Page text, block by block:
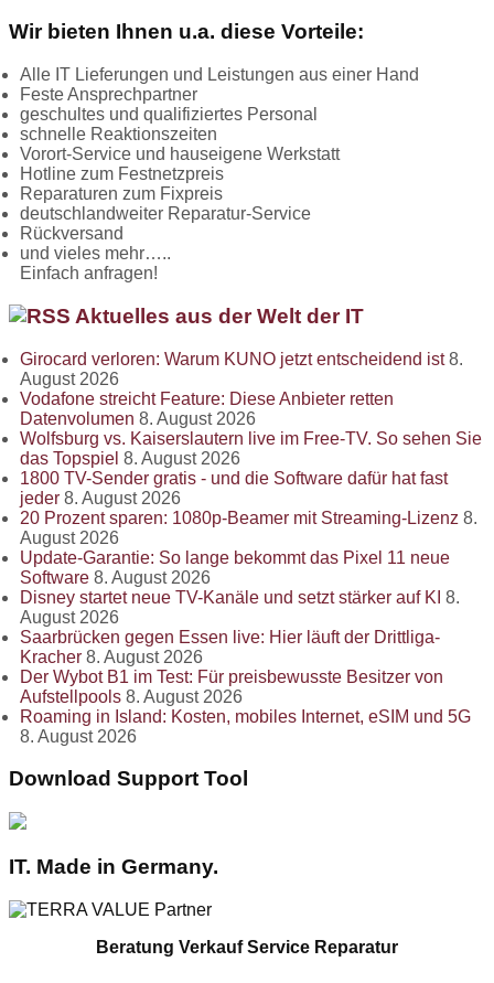
Wir bieten Ihnen u.a. diese Vorteile:
Alle IT Lieferungen und Leistungen aus einer Hand
Feste Ansprechpartner
geschultes und qualifiziertes Personal
schnelle Reaktionszeiten
Vorort-Service und hauseigene Werkstatt
Hotline zum Festnetzpreis
Reparaturen zum Fixpreis
deutschlandweiter Reparatur-Service
Rückversand
und vieles mehr…..
Einfach anfragen!
Aktuelles aus der Welt der IT
Girocard verloren: Warum KUNO jetzt entscheidend ist 8.
August 2026
Vodafone streicht Feature: Diese Anbieter retten
Datenvolumen 8. August 2026
Wolfsburg vs. Kaiserslautern live im Free-TV. So sehen Sie
das Topspiel 8. August 2026
1800 TV-Sender gratis - und die Software dafür hat fast
jeder 8. August 2026
20 Prozent sparen: 1080p-Beamer mit Streaming-Lizenz 8.
August 2026
Update-Garantie: So lange bekommt das Pixel 11 neue
Software 8. August 2026
Disney startet neue TV-Kanäle und setzt stärker auf KI 8.
August 2026
Saarbrücken gegen Essen live: Hier läuft der Drittliga-
Kracher 8. August 2026
Der Wybot B1 im Test: Für preisbewusste Besitzer von
Aufstellpools 8. August 2026
Roaming in Island: Kosten, mobiles Internet, eSIM und 5G
8. August 2026
Download Support Tool
IT. Made in Germany.
Beratung Verkauf Service Reparatur